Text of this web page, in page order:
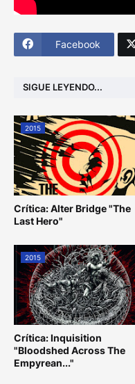
Facebook
SIGUE LEYENDO...
2015
Crítica: Alter Bridge "The
Last Hero"
2015
Crítica: Inquisition
"Bloodshed Across The
Empyrean..."